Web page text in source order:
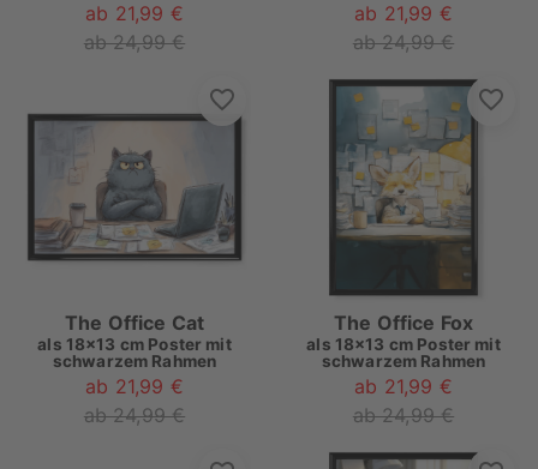
ab 21,99 €
ab 24,99 €
ab 21,99 €
ab 24,99 €
The Office Cat
als 18x13 cm Poster mit
schwarzem Rahmen
ab 21,99 €
ab 24,99 €
The Office Fox
als 18x13 cm Poster mit
schwarzem Rahmen
ab 21,99 €
ab 24,99 €